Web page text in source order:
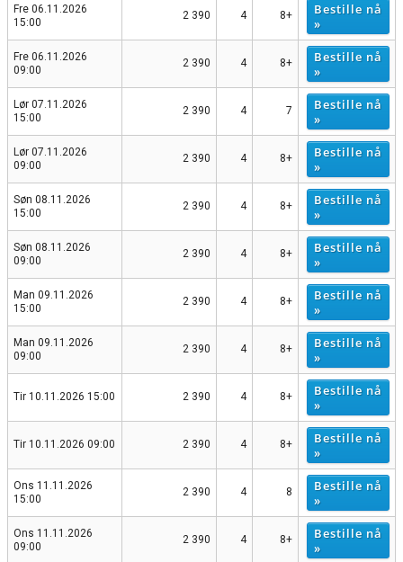
Fre 06.11.2026
15:00
2 390 4 8+
Bestille nå
»
Fre 06.11.2026
09:00
2 390 4 8+
Bestille nå
»
Lør 07.11.2026
15:00
2 390 4 7
Bestille nå
»
Lør 07.11.2026
09:00
2 390 4 8+
Bestille nå
»
Søn 08.11.2026
15:00
2 390 4 8+
Bestille nå
»
Søn 08.11.2026
09:00
2 390 4 8+
Bestille nå
»
Man 09.11.2026
15:00
2 390 4 8+
Bestille nå
»
Man 09.11.2026
09:00
2 390 4 8+
Bestille nå
»
Tir 10.11.2026 15:00 2 390 4 8+
Bestille nå
»
Tir 10.11.2026 09:00 2 390 4 8+
Bestille nå
»
Ons 11.11.2026
15:00
2 390 4 8
Bestille nå
»
Ons 11.11.2026
09:00
2 390 4 8+
Bestille nå
»